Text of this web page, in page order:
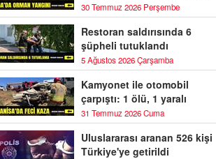
30 Temmuz 2026 Perşembe
Restoran saldırısında 6
şüpheli tutuklandı
5 Ağustos 2026 Çarşamba
Kamyonet ile otomobil
çarpıştı: 1 ölü, 1 yaralı
31 Temmuz 2026 Cuma
Uluslararası aranan 526 kişi
Türkiye'ye getirildi